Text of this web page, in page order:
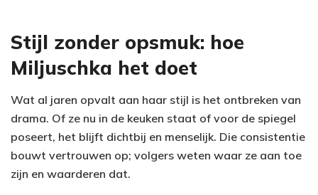
Stijl zonder opsmuk: hoe
Miljuschka het doet
Wat al jaren opvalt aan haar stijl is het ontbreken van
drama. Of ze nu in de keuken staat of voor de spiegel
poseert, het blijft dichtbij en menselijk. Die consistentie
bouwt vertrouwen op; volgers weten waar ze aan toe
zijn en waarderen dat.